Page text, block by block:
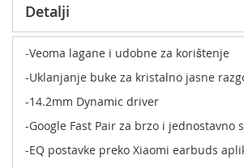
Detalji
-Veoma lagane i udobne za korištenje
-Uklanjanje buke za kristalno jasne
-14.2mm Dynamic driver
-Google Fast Pair za brzo i jednostavno
-EQ postavke preko Xiaomi earbuds